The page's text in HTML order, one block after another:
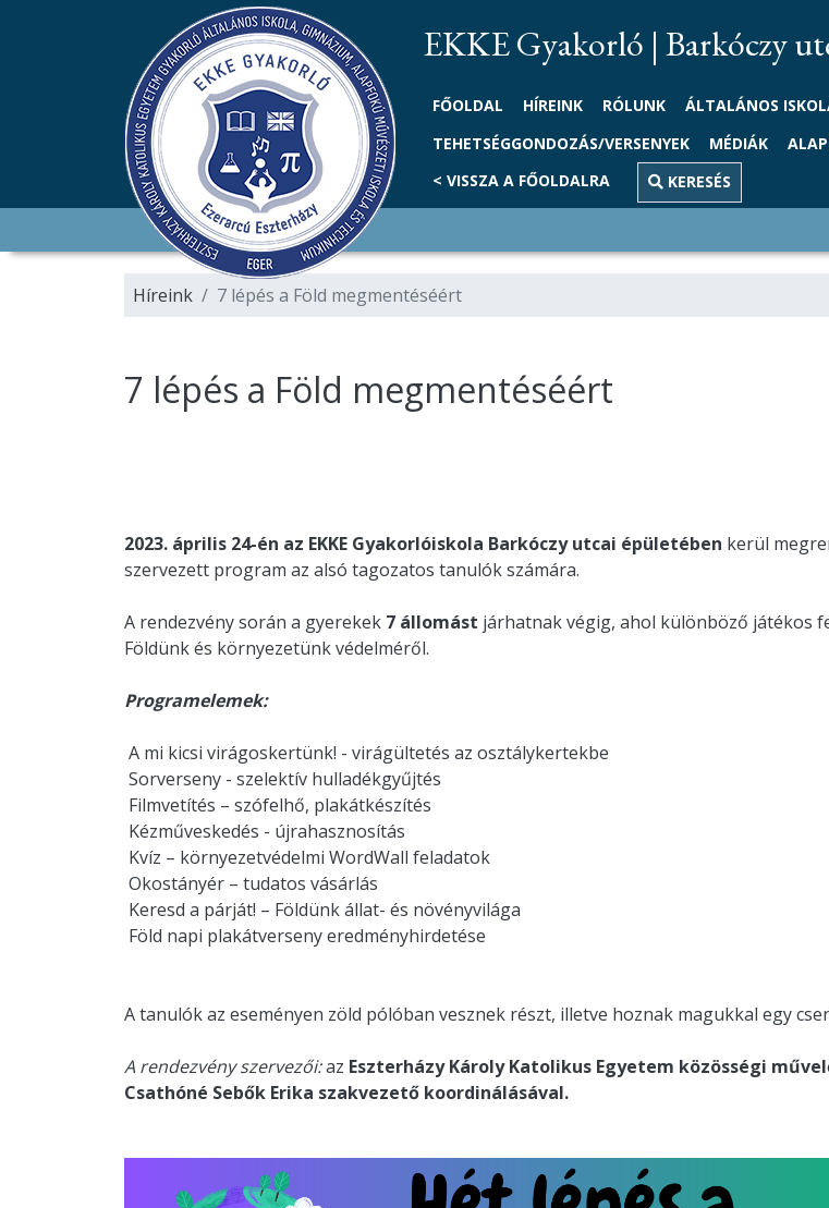
EKKE Gyakorló | Barkóczy
FŐOLDAL HÍREINK RÓLUNK ÁLTALÁNOS
TEHETSÉGGONDOZÁS/VERSENYEK
MÉDIÁK
< VISSZA A FŐOLDALRA
KERESÉS
Híreink 7 lépés a Föld megmentéséért
7 lépés a Föld megmentéséért
2023. április 24-én az EKKE Gyakorlóiskola Barkóczy utcai épületében kerül
szervezett program az alsó tagozatos tanulók számára.
A rendezvény során a gyerekek 7 állomást járhatnak végig, ahol különböző játékos
Földünk és környezetünk védelméről.
Programelemek:
A mi kicsi virágoskertünk! - virágültetés az osztálykertekbe
Sorverseny - szelektív hulladékgyűjtés
Filmvetítés – szófelhő, plakátkészítés
Kézműveskedés - újrahasznosítás
Kvíz – környezetvédelmi WordWall feladatok
Okostányér – tudatos vásárlás
Keresd a párját! – Földünk állat- és növényvilága
Föld napi plakátverseny eredményhirdetése
A tanulók az eseményen zöld pólóban vesznek részt, illetve hoznak magukkal egy
A rendezvény szervezői:az Eszterházy Károly Katolikus Egyetem közösségi
Csathóné Sebők Erika szakvezető koordinálásával.